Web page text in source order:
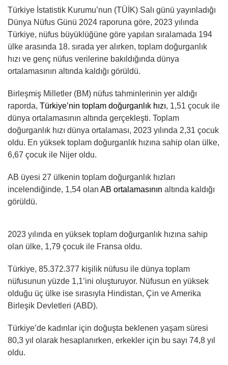
Türkiye İstatistik Kurumu’nun (TÜİK) Salı günü yayınladığı
Dünya Nüfus Günü 2024 raporuna göre, 2023 yılında
Türkiye, nüfus büyüklüğüne göre yapılan sıralamada 194
ülke arasında 18. sırada yer alırken, toplam doğurganlık
hızı ve genç nüfus verilerine bakıldığında dünya
ortalamasının altında kaldığı görüldü.
Birleşmiş Milletler (BM) nüfus tahminlerinin yer aldığı
raporda, Türkiye’nin toplam doğurganlık hızı, 1,51 çocuk ile
dünya ortalamasının altında gerçekleşti. Toplam
doğurganlık hızı dünya ortalaması, 2023 yılında 2,31 çocuk
oldu. En yüksek toplam doğurganlık hızına sahip olan ülke,
6,67 çocuk ile Nijer oldu.
AB üyesi 27 ülkenin toplam doğurganlık hızları
incelendiğinde, 1,54 olan AB ortalamasının altında kaldığı
görüldü.
2023 yılında en yüksek toplam doğurganlık hızına sahip
olan ülke, 1,79 çocuk ile Fransa oldu.
Türkiye, 85.372.377 kişilik nüfusu ile dünya toplam
nüfusunun yüzde 1,1’ini oluşturuyor. Nüfusun en yüksek
olduğu üç ülke ise sırasıyla Hindistan, Çin ve Amerika
Birleşik Devletleri (ABD).
Türkiye’de kadınlar için doğuşta beklenen yaşam süresi
80,3 yıl olarak hesaplanırken, erkekler için bu sayı 74,8 yıl
oldu.